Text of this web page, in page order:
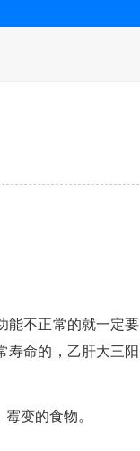
能不正常的就一定要
寿命的，乙肝大三阳
变的食物。